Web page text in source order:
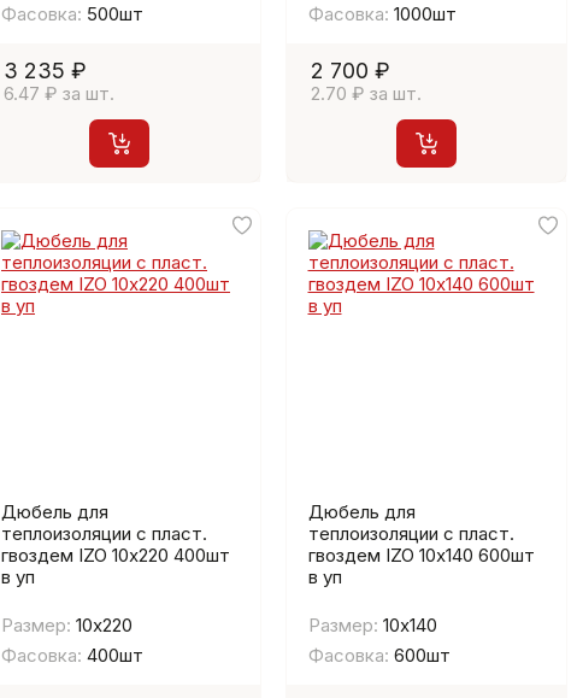
Фасовка: 500шт
3 235 ₽
6.47 ₽ за шт.
Фасовка: 1000шт
2 700 ₽
2.70 ₽ за шт.
Дюбель для
теплоизоляции с пласт.
гвоздем IZO 10х220 400шт
в уп
Размер: 10х220
Фасовка: 400шт
Дюбель для
теплоизоляции с пласт.
гвоздем IZO 10х140 600шт
в уп
Размер: 10х140
Фасовка: 600шт